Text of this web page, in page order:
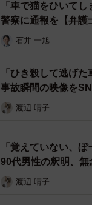
「車で猫をひいて
警察に通報を【弁護
石井 一旭
「ひき殺して逃げ
事故瞬間の映像を
渡辺 晴子
「覚えていない、
90代男性の釈明、無
渡辺 晴子